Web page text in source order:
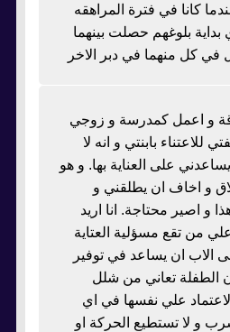
كانا في فترة المراهقه
بلوغهم حصلت بينهما
في كل منهما في دبر الاخر
و اعمل كمدرسة و زوجي
بابنتي و انه لا
على العناية بها. و هو
و اخاف ان يطلقني و
و اصير محتاجة. انا اريد
من تقع مسؤلية العتاية
الاب ان يساعد في توفير
الطفلة تعاني من شلل
علي نفسها في اي
و لا تستطيع الحركة او